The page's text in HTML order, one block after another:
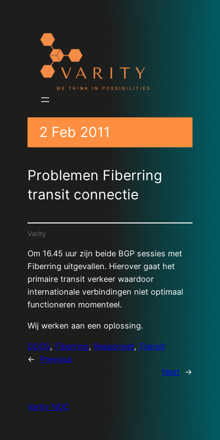
2 Feb 2011
Problemen Fiberring
transit connectie
Varity
Om 16.45 uur zijn beide BGP sessies met
Fiberring uitgevallen. Hierover gaat het
primaire transit verkeer waardoor
internationale verbindingen niet optimaal
functioneren momenteel.
Wij werken aan een oplossing.
DDOS, Fiberring, Reasonnet, Transit
←
Previous
Next →
Varity NOC